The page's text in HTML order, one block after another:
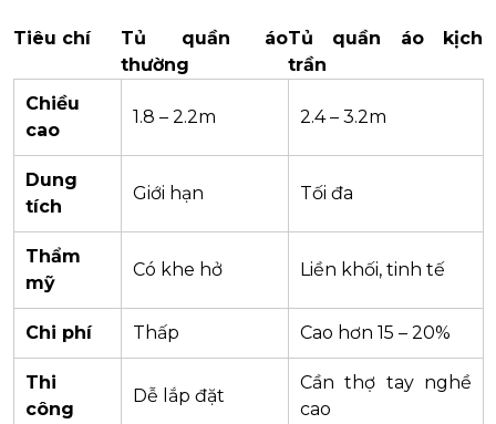
Tiêu chí
Tủ quần áo
thường
Tủ quần áo kịch
trần
Chiều
cao
1.8 – 2.2m 2.4 – 3.2m
Dung
tích
Giới hạn Tối đa
Thẩm
mỹ
Có khe hở Liền khối, tinh tế
Chi phí Thấp Cao hơn 15 – 20%
Thi
công
Dễ lắp đặt
Cần thợ tay nghề
cao